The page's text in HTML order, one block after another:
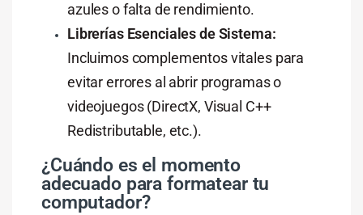
azules o falta de rendimiento.
Librerías Esenciales de Sistema:
Incluimos complementos vitales para
evitar errores al abrir programas o
videojuegos (DirectX, Visual C++
Redistributable, etc.).
¿Cuándo es el momento
adecuado para formatear tu
computador?